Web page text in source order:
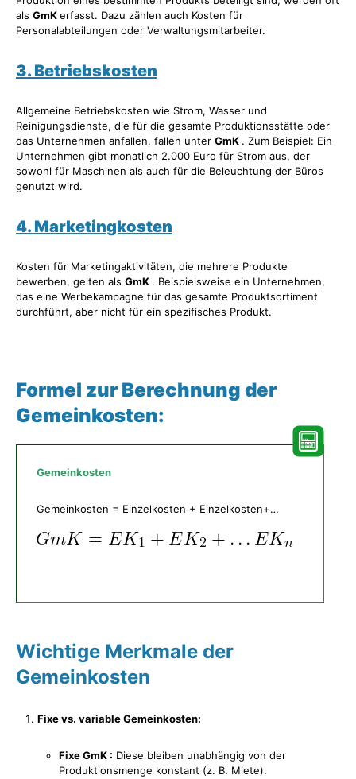
als GmKerfasst. Dazu zählen auch Kosten für
Personalabteilungen oder Verwaltungsmitarbeiter.
3. Betriebskosten
Allgemeine Betriebskosten wie Strom, Wasser und
Reinigungsdienste, die für die gesamte Produktionsstätte oder
das Unternehmen anfallen, fallen unter GmK . Zum Beispiel: Ein
Unternehmen gibt monatlich 2.000 Euro für Strom aus, der
sowohl für Maschinen als auch für die Beleuchtung der Büros
genutzt wird.
4. Marketingkosten
Kosten für Marketingaktivitäten, die mehrere Produkte
bewerben, gelten als GmK . Beispielsweise ein Unternehmen,
das eine Werbekampagne für das gesamte Produktsortiment
durchführt, aber nicht für ein spezifisches Produkt.
Formel zur Berechnung der
Gemeinkosten:
Gemeinkosten
Gemeinkosten = Einzelkosten + Einzelkosten+…
Wichtige Merkmale der
Gemeinkosten
Fixe vs. variable Gemeinkosten:
Fixe GmK : Diese bleiben unabhängig von der
Produktionsmenge konstant (z. B. Miete).